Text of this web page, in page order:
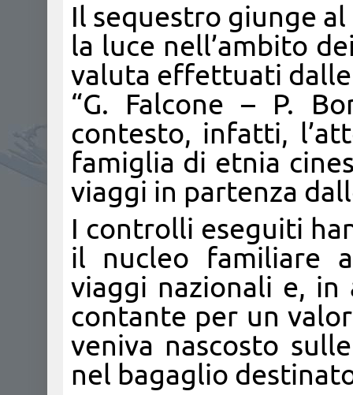
Il sequestro giunge
la luce nell’ambito
valuta effettuati dalle
“G. Falcone – P.
contesto, infatti,
famiglia di etnia
viaggi in partenza
I controlli eseguiti
il nucleo familiare
viaggi nazionali e, in
contante per un
veniva nascosto
nel bagaglio